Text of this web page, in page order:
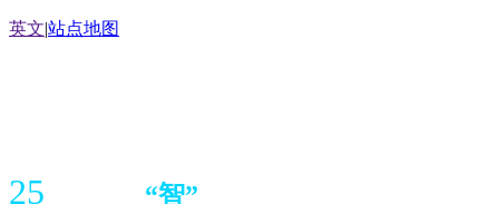
英文|站点地图
25 “智”